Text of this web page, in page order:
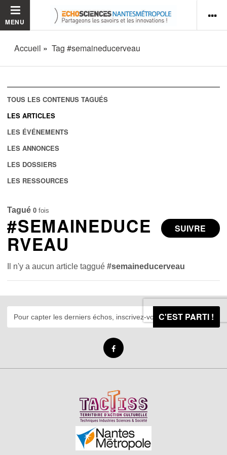
MENU
Accueil Tag #semaineducerveau
TOUS LES CONTENUS TAGUÉS
LES ARTICLES
LES ÉVÉNEMENTS
LES ANNONCES
LES DOSSIERS
LES RESSOURCES
Tagué 0 fois
SUIVRE
#SEMAINEDUCE
RVEAU
Il n'y a aucun article taggué#semaineducerveau
C'EST PARTI !